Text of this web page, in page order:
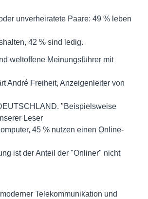
unverheiratete Paare: 49 % leben
42 % sind ledig.
weltoffene Meinungsführer mit
André Freiheit, Anzeigenleiter von
"Beispielsweise
Leser
45 % nutzen einen Online-
ist der Anteil der "Onliner" nicht
Telekommunikation und